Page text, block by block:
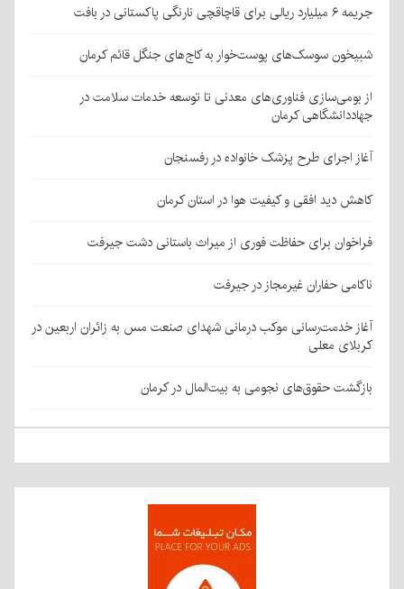
جریمه ۶ میلیارد ریالی برای قاچاقچی نارنگی پاکستانی در بافت
شبیخون سوسک‌های پوست‌خوار به کاج‌های جنگل قائم کرمان
از بومی‌سازی فناوری‌های معدنی تا توسعه خدمات سلامت در
جهاددانشگاهی کرمان
آغاز اجرای طرح پزشک خانواده در رفسنجان
کاهش دید افقی و کیفیت هوا در استان کرمان
فراخوان برای حفاظت فوری از میراث باستانی دشت جیرفت
ناکامی حفاران غیرمجاز در جیرفت
آغاز خدمت‌رسانی موکب درمانی شهدای صنعت مس به زائران اربعین در
کربلای معلی
بازگشت حقوق‌های نجومی به بیت‌المال در کرمان